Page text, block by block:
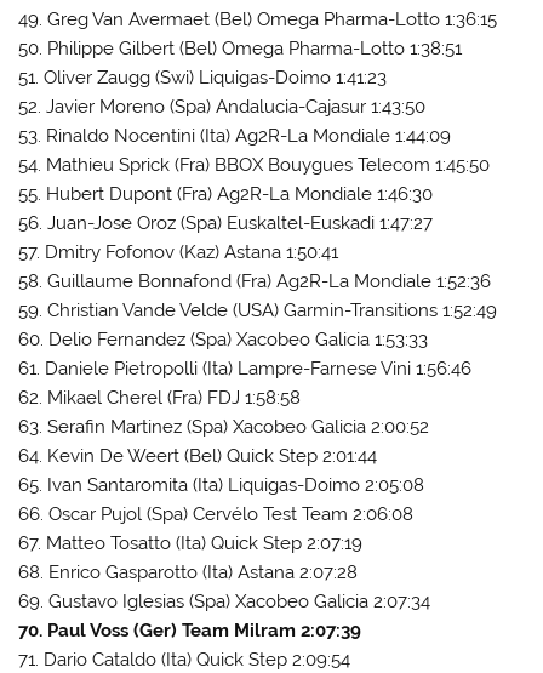
49. Greg Van Avermaet (Bel) Omega Pharma-Lotto 1:36:15
50. Philippe Gilbert (Bel) Omega Pharma-Lotto 1:38:51
51. Oliver Zaugg (Swi) Liquigas-Doimo 1:41:23
52. Javier Moreno (Spa) Andalucia-Cajasur 1:43:50
53. Rinaldo Nocentini (Ita) Ag2R-La Mondiale 1:44:09
54. Mathieu Sprick (Fra) BBOX Bouygues Telecom 1:45:50
55. Hubert Dupont (Fra) Ag2R-La Mondiale 1:46:30
56. Juan-Jose Oroz (Spa) Euskaltel-Euskadi 1:47:27
57. Dmitry Fofonov (Kaz) Astana 1:50:41
58. Guillaume Bonnafond (Fra) Ag2R-La Mondiale 1:52:36
59. Christian Vande Velde (USA) Garmin-Transitions 1:52:49
60. Delio Fernandez (Spa) Xacobeo Galicia 1:53:33
61. Daniele Pietropolli (Ita) Lampre-Farnese Vini 1:56:46
62. Mikael Cherel (Fra) FDJ 1:58:58
63. Serafin Martinez (Spa) Xacobeo Galicia 2:00:52
64. Kevin De Weert (Bel) Quick Step 2:01:44
65. Ivan Santaromita (Ita) Liquigas-Doimo 2:05:08
66. Oscar Pujol (Spa) Cervélo Test Team 2:06:08
67. Matteo Tosatto (Ita) Quick Step 2:07:19
68. Enrico Gasparotto (Ita) Astana 2:07:28
69. Gustavo Iglesias (Spa) Xacobeo Galicia 2:07:34
70. Paul Voss (Ger) Team Milram 2:07:39
71. Dario Cataldo (Ita) Quick Step 2:09:54